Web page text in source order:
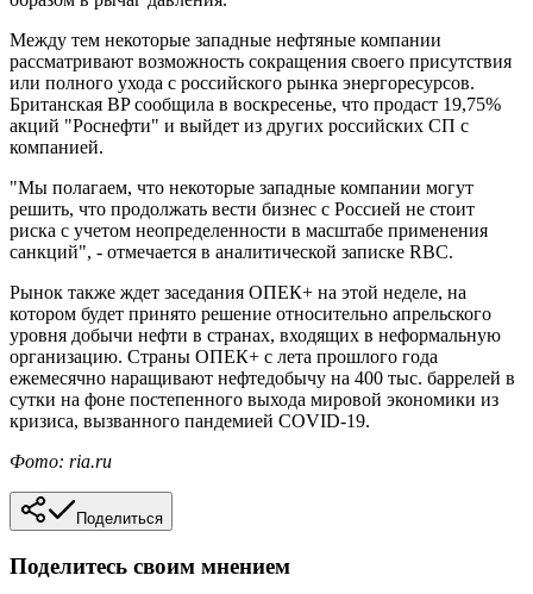
Между тем некоторые западные нефтяные компании
рассматривают возможность сокращения своего присутствия
или полного ухода с российского рынка энергоресурсов.
Британская BP сообщила в воскресенье, что продаст 19,75%
акций "Роснефти" и выйдет из других российских СП с
компанией.
"Мы полагаем, что некоторые западные компании могут
решить, что продолжать вести бизнес с Россией не стоит
риска с учетом неопределенности в масштабе применения
санкций", - отмечается в аналитической записке RBC.
Рынок также ждет заседания ОПЕК+ на этой неделе, на
котором будет принято решение относительно апрельского
уровня добычи нефти в странах, входящих в неформальную
организацию. Страны ОПЕК+ с лета прошлого года
ежемесячно наращивают нефтедобычу на 400 тыс. баррелей в
сутки на фоне постепенного выхода мировой экономики из
кризиса, вызванного пандемией COVID-19.
Фото: ria.ru
Поделиться
Поделитесь своим мнением